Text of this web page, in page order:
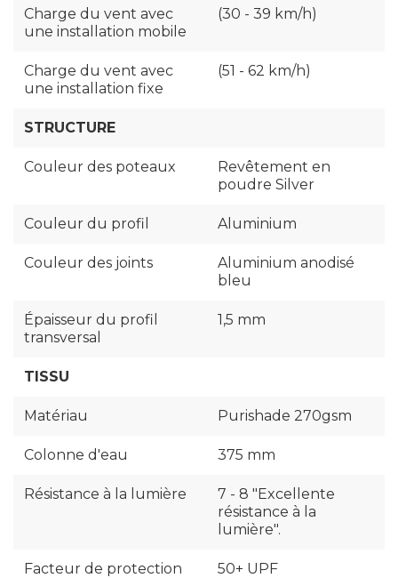
Charge du vent avec
une installation mobile
(30 - 39 km/h)
Charge du vent avec
une installation fixe
(51 - 62 km/h)
STRUCTURE
Couleur des poteaux
Revêtement en
poudre Silver
Couleur du profil Aluminium
Couleur des joints
Aluminium anodisé
bleu
Épaisseur du profil
transversal
1,5 mm
TISSU
Matériau Purishade 270gsm
Colonne d'eau 375 mm
Résistance à la lumière
7 - 8 "Excellente
résistance à la
lumière".
Facteur de protection 50+ UPF